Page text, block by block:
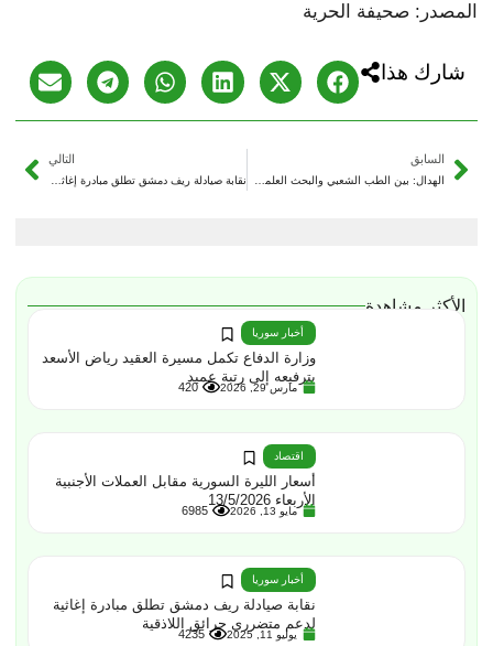
المصدر: صحيفة الحرية
شارك هذا
السابق التالي
الأكثر مشاهدة
أخبار سوريا
وزارة الدفاع تكمل مسيرة العقيد رياض الأسعد
بترفيعه إلى رتبة عميد
مارس 29, 2026 420
اقتصاد
أسعار الليرة السورية مقابل العملات الأجنبية
الأربعاء 13/5/2026
مايو 13, 2026 6985
أخبار سوريا
نقابة صيادلة ريف دمشق تطلق مبادرة إغاثية
لدعم متضرري حرائق اللاذقية
يوليو 11, 2025 4235